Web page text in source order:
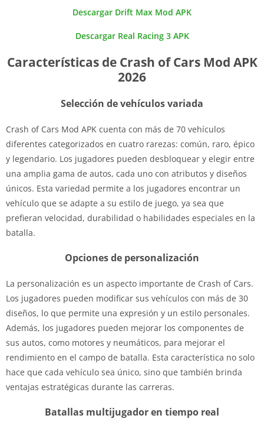
Descargar Drift Max Mod APK
Descargar Real Racing 3 APK
Características de Crash of Cars Mod APK
2026
Selección de vehículos variada
Crash of Cars Mod APK cuenta con más de 70 vehículos
diferentes categorizados en cuatro rarezas: común, raro, épico
y legendario. Los jugadores pueden desbloquear y elegir entre
una amplia gama de autos, cada uno con atributos y diseños
únicos. Esta variedad permite a los jugadores encontrar un
vehículo que se adapte a su estilo de juego, ya sea que
prefieran velocidad, durabilidad o habilidades especiales en la
batalla.
Opciones de personalización
La personalización es un aspecto importante de Crash of Cars.
Los jugadores pueden modificar sus vehículos con más de 30
diseños, lo que permite una expresión y un estilo personales.
Además, los jugadores pueden mejorar los componentes de
sus autos, como motores y neumáticos, para mejorar el
rendimiento en el campo de batalla. Esta característica no solo
hace que cada vehículo sea único, sino que también brinda
ventajas estratégicas durante las carreras.
Batallas multijugador en tiempo real